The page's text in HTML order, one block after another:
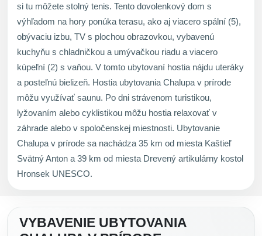
si tu môžete stolný tenis. Tento dovolenkový dom s
výhľadom na hory ponúka terasu, ako aj viacero spální (5),
obývaciu izbu, TV s plochou obrazovkou, vybavenú
kuchyňu s chladničkou a umývačkou riadu a viacero
kúpeľní (2) s vaňou. V tomto ubytovaní hostia nájdu uteráky
a posteľnú bielizeň. Hostia ubytovania Chalupa v prírode
môžu využívať saunu. Po dni strávenom turistikou,
lyžovaním alebo cyklistikou môžu hostia relaxovať v
záhrade alebo v spoločenskej miestnosti. Ubytovanie
Chalupa v prírode sa nachádza 35 km od miesta Kaštieľ
Svätný Anton a 39 km od miesta Drevený artikulárny kostol
Hronsek UNESCO.
VYBAVENIE UBYTOVANIA